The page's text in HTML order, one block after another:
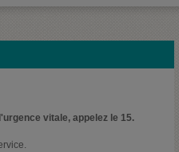
vitale, appelez le 15.